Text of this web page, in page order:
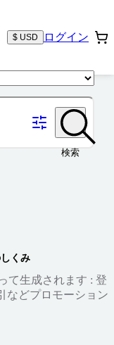
$ USD ログイン
検索
くみ
て生成されます : 登
などプロモーション